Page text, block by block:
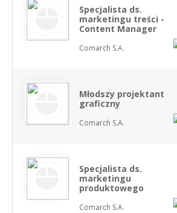
Specjalista ds.
marketingu treści -
Content Manager
Comarch S.A.
Młodszy projektant
graficzny
Comarch S.A.
Specjalista ds.
marketingu
produktowego
Comarch S.A.